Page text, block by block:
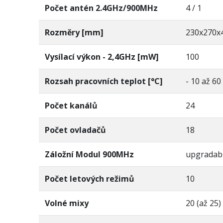
Počet antén 2.4GHz/900MHz 4 / 1
Rozměry [mm]
Vysílací výkon - 2,4GHz [mW] 100
Rozsah pracovních teplot [°C] - 10 až 60
Počet kanálů 24
Počet ovladačů 18
Záložní Modul 900MHz
Počet letových režimů 10
Volné mixy 20 (až 25)